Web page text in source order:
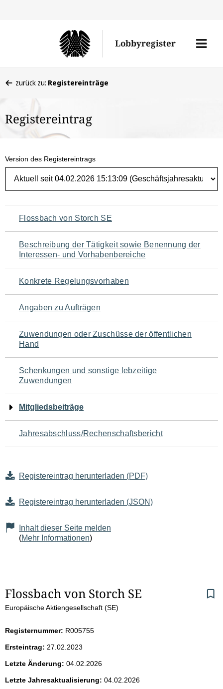
Lobbyregister
Menü
befinden
hier:
zurück zu: Registereinträge
Registereintrag
Version des Registereintrags
Navigation
für
den
Seiteninhalt
Flossbach von Storch SE
Beschreibung der Tätigkeit sowie Benennung der
Interessen- und Vorhabenbereiche
Konkrete Regelungsvorhaben
Angaben zu Aufträgen
Zuwendungen oder Zuschüsse der öffentlichen
Hand
Schenkungen und sonstige lebzeitige
Zuwendungen
Mitgliedsbeiträge
Jahresabschluss/Rechenschaftsbericht
Registereintrag herunterladen (PDF)
Registereintrag herunterladen (JSON)
Inhalt dieser Seite melden
(Mehr Informationen)
S
e
i
t
e
Flossbach von Storch SE
Europäische Aktiengesellschaft (SE)
Registernummer: R005755
Ersteintrag: 27.02.2023
Letzte Änderung: 04.02.2026
Letzte Jahresaktualisierung: 04.02.2026